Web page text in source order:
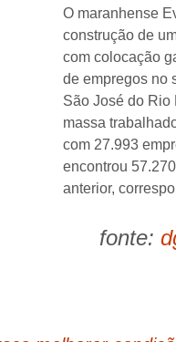
O maranhense
construção de
com colocação
de empregos no
São José do Rio
massa
com 27.993
encontrou
anterior,
fonte: